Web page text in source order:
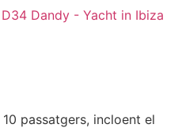
passatgers, incloent el